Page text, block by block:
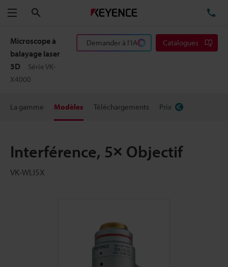
Menu
Microscope à
balayage laser
3D
Série VK-
X4000
Demander à l'IA Catalogues
La gamme Modèles Téléchargements Prix
Interférence, 5× Objectif
VK-WLI5X